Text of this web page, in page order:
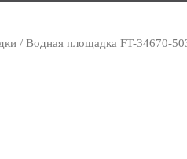
/ Водная площадка FT-34670-